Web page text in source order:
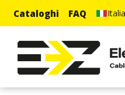
Cataloghi FAQ